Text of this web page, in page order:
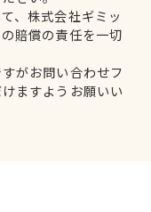
、株式会社ギミッ
賠償の責任を一切
がお問い合わせフ
ますようお願いい